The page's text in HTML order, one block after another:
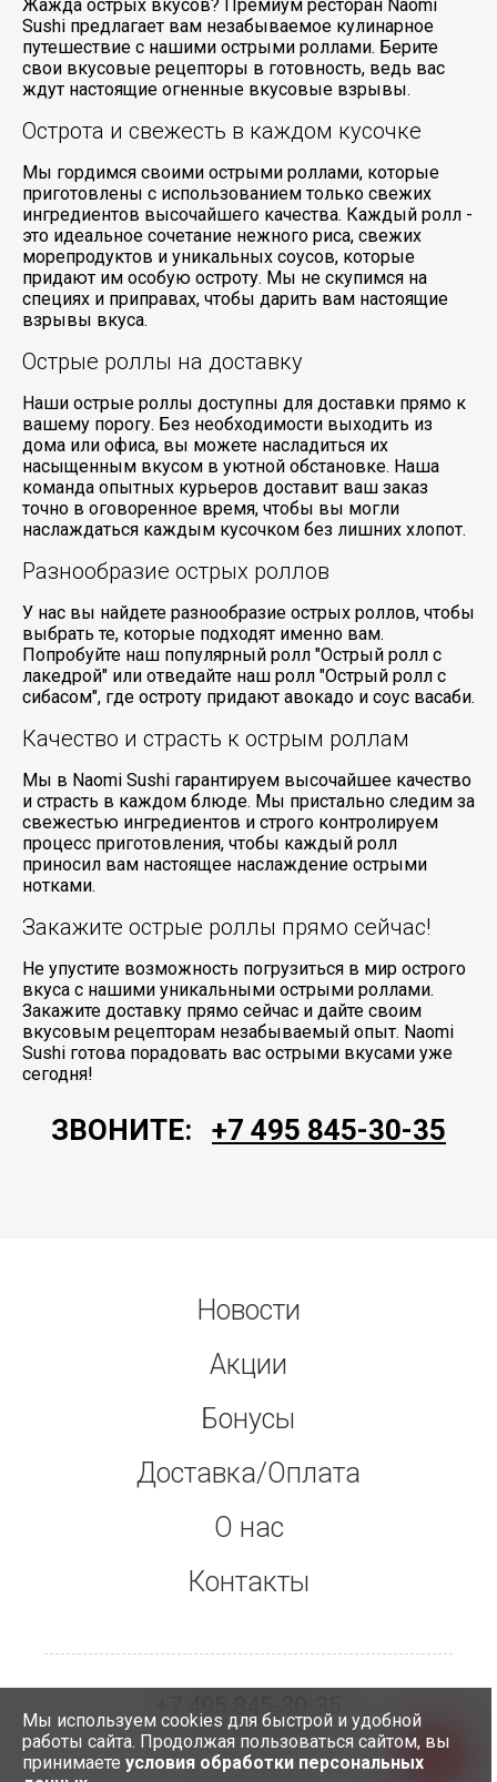
Жажда острых вкусов? Премиум ресторан Naomi
Sushi предлагает вам незабываемое кулинарное
путешествие с нашими острыми роллами. Берите
свои вкусовые рецепторы в готовность, ведь вас
ждут настоящие огненные вкусовые взрывы.
Острота и свежесть в каждом кусочке
Мы гордимся своими острыми роллами, которые
приготовлены с использованием только свежих
ингредиентов высочайшего качества. Каждый ролл -
это идеальное сочетание нежного риса, свежих
морепродуктов и уникальных соусов, которые
придают им особую остроту. Мы не скупимся на
специях и приправах, чтобы дарить вам настоящие
взрывы вкуса.
Острые роллы на доставку
Наши острые роллы доступны для доставки прямо к
вашему порогу. Без необходимости выходить из
дома или офиса, вы можете насладиться их
насыщенным вкусом в уютной обстановке. Наша
команда опытных курьеров доставит ваш заказ
точно в оговоренное время, чтобы вы могли
наслаждаться каждым кусочком без лишних хлопот.
Разнообразие острых роллов
У нас вы найдете разнообразие острых роллов, чтобы
выбрать те, которые подходят именно вам.
Попробуйте наш популярный ролл "Острый ролл с
лакедрой" или отведайте наш ролл "Острый ролл с
сибасом", где остроту придают авокадо и соус васаби.
Качество и страсть к острым роллам
Мы в Naomi Sushi гарантируем высочайшее качество
и страсть в каждом блюде. Мы пристально следим за
свежестью ингредиентов и строго контролируем
процесс приготовления, чтобы каждый ролл
приносил вам настоящее наслаждение острыми
нотками.
Закажите острые роллы прямо сейчас!
Не упустите возможность погрузиться в мир острого
вкуса с нашими уникальными острыми роллами.
Закажите доставку прямо сейчас и дайте своим
вкусовым рецепторам незабываемый опыт. Naomi
Sushi готова порадовать вас острыми вкусами уже
сегодня!
ЗВОНИТЕ: +7 495 845-30-35
Новости
Акции
Бонусы
Доставка/Оплата
О нас
Контакты
+7 495 845-30-35
служба доставки
Мы используем cookies для быстрой и удобной
работы сайта. Продолжая пользоваться сайтом, вы
принимаете условия обработки персональных